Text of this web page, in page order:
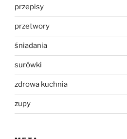
przepisy
przetwory
śniadania
surówki
zdrowa kuchnia
zupy